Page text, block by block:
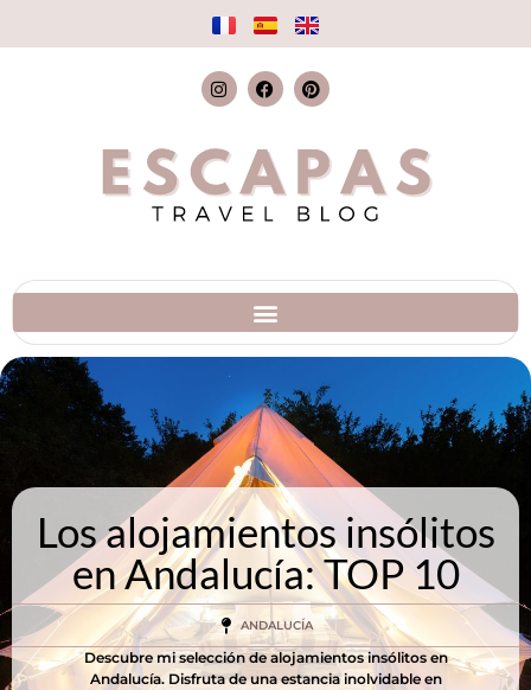
Los alojamientos insólitos
en Andalucía: TOP 10
ANDALUCÍA
Descubre mi selección de alojamientos insólitos en
Andalucía. Disfruta de una estancia inolvidable en